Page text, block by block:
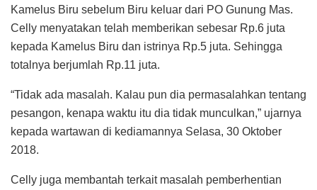
Kamelus Biru sebelum Biru keluar dari PO Gunung Mas.
Celly menyatakan telah memberikan sebesar Rp.6 juta
kepada Kamelus Biru dan istrinya Rp.5 juta. Sehingga
totalnya berjumlah Rp.11 juta.
“Tidak ada masalah. Kalau pun dia permasalahkan tentang
pesangon, kenapa waktu itu dia tidak munculkan,” ujarnya
kepada wartawan di kediamannya Selasa, 30 Oktober
2018.
Celly juga membantah terkait masalah pemberhentian